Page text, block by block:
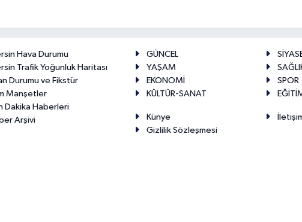
Hava Durumu
Trafik Yoğunluk Haritası
Durumu ve Fikstür
Manşetler
Dakika Haberleri
Arşivi
GÜNCEL
YAŞAM
EKONOMİ
SPOR
KÜLTÜR-SANAT
Künye
Gizlilik Sözleşmesi